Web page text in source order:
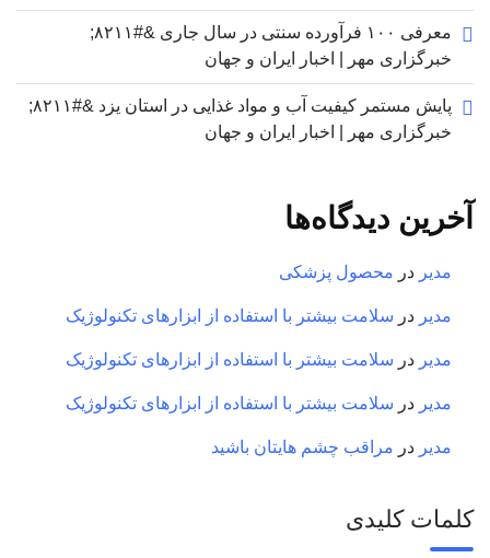
معرفی ۱۰۰ فرآورده سنتی در سال جاری &#۸۲۱۱;
خبرگزاری مهر | اخبار ایران و جهان
پایش مستمر کیفیت آب و مواد غذایی در استان یزد &#۸۲۱۱;
خبرگزاری مهر | اخبار ایران و جهان
آخرین دیدگاه‌ها
مدیر در محصول پزشکی
مدیر در سلامت بیشتر با استفاده از ابزارهای تکنولوژیک
مدیر در سلامت بیشتر با استفاده از ابزارهای تکنولوژیک
مدیر در سلامت بیشتر با استفاده از ابزارهای تکنولوژیک
مدیر در مراقب چشم هایتان باشید
کلمات کلیدی